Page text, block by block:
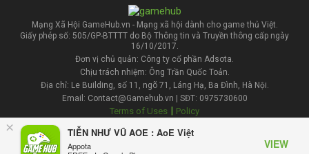
× TIỄN NHƯ VŨ AOE : AoE Việt
Appota
VIEW
Mạng Xã Hội GameHub.vn - Mạng xã hội dành cho game thủ Việt.
Giấy phép số: 505/GP-BTTTT do Bộ Thông tin và Truyền thông cấp ngày
16/10/2017.
Đơn vị chủ quản: Công ty cổ phần Adsota.
Chịu trách nhiệm: Ông Trần Quốc Toản.
Địa chỉ: Le Building, số 11, ngõ 71, Láng Hạ, Ba Đình, Hà Nội.
Email: Contact@Gamehub.vn | SĐT: 0975730600
Terms of Uses | Policy
Liên hệ đăng bài